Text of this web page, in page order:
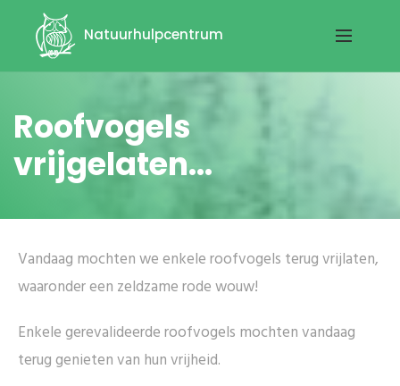
Natuurhulpcentrum
Roofvogels
vrijgelaten...
Vandaag mochten we enkele roofvogels terug vrijlaten,
waaronder een zeldzame rode wouw!
Enkele gerevalideerde roofvogels mochten vandaag
terug genieten van hun vrijheid.